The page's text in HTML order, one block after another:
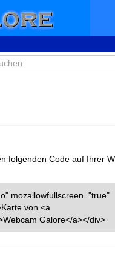
folgenden Code auf Ihrer
mozallowfullscreen="true"
von <a
Galore</a></div>